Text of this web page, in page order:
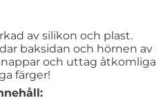
av silikon och plast.
baksidan och hörnen
och uttag
färger!